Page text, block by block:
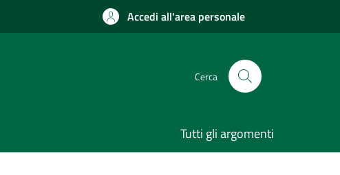
Accedi all'area personale
Cerca
Tutti gli argomenti